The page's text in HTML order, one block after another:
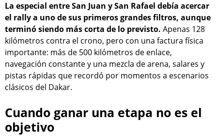
La especial entre San Juan y San Rafael debía acercar
el rally a uno de sus primeros grandes filtros, aunque
terminó siendo más corta de lo previsto. Apenas 128
kilómetros contra el crono, pero con una factura física
importante: más de 500 kilómetros de enlace,
navegación constante y una mezcla de arena, salares y
pistas rápidas que recordó por momentos a escenarios
clásicos del Dakar.
Cuando ganar una etapa no es el
objetivo